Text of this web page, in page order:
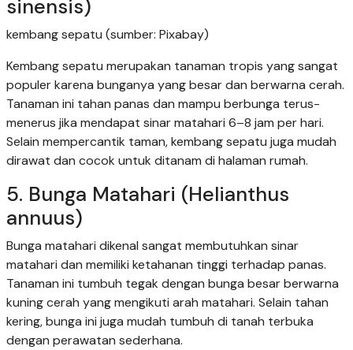
sinensis)
kembang sepatu (sumber: Pixabay)
Kembang sepatu merupakan tanaman tropis yang sangat
populer karena bunganya yang besar dan berwarna cerah.
Tanaman ini tahan panas dan mampu berbunga terus-
menerus jika mendapat sinar matahari 6–8 jam per hari.
Selain mempercantik taman, kembang sepatu juga mudah
dirawat dan cocok untuk ditanam di halaman rumah.
5. Bunga Matahari (Helianthus
annuus)
Bunga matahari dikenal sangat membutuhkan sinar
matahari dan memiliki ketahanan tinggi terhadap panas.
Tanaman ini tumbuh tegak dengan bunga besar berwarna
kuning cerah yang mengikuti arah matahari. Selain tahan
kering, bunga ini juga mudah tumbuh di tanah terbuka
dengan perawatan sederhana.